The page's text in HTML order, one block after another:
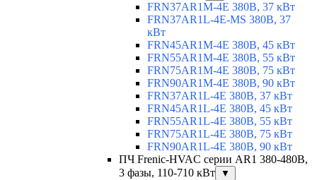
FRN37AR1M-4E 380В, 37 кВт
FRN37AR1L-4E-MS 380В, 37
кВт
FRN45AR1M-4E 380В, 45 кВт
FRN55AR1M-4E 380В, 55 кВт
FRN75AR1M-4E 380В, 75 кВт
FRN90AR1M-4E 380В, 90 кВт
FRN37AR1L-4E 380В, 37 кВт
FRN45AR1L-4E 380В, 45 кВт
FRN55AR1L-4E 380В, 55 кВт
FRN75AR1L-4E 380В, 75 кВт
FRN90AR1L-4E 380В, 90 кВт
ПЧ Frenic-HVAC серии AR1 380-480В,
3 фазы, 110-710 кВт
▼